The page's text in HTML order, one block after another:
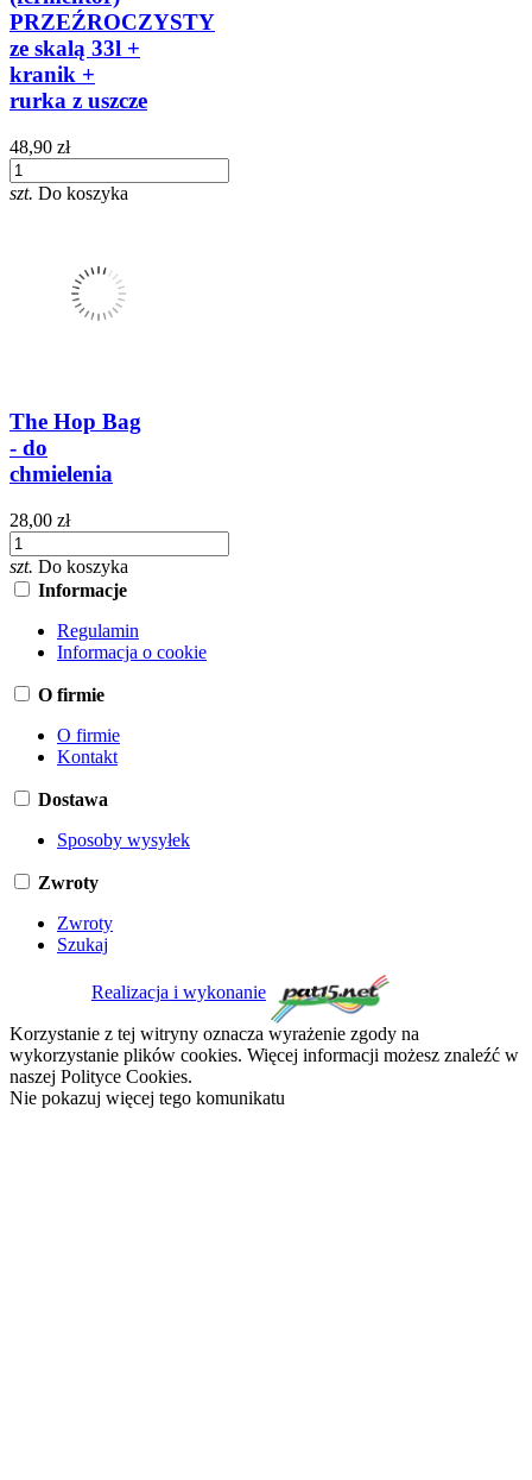
PRZEŹROCZYSTY
ze skalą 33l +
kranik +
rurka z uszcze
48,90 zł
szt. Do koszyka
The Hop Bag
- do
chmielenia
28,00 zł
szt. Do koszyka
Informacje
Regulamin
Informacja o cookie
O firmie
O firmie
Kontakt
Dostawa
Sposoby wysyłek
Zwroty
Zwroty
Szukaj
Realizacja i wykonanie
Korzystanie z tej witryny oznacza wyrażenie zgody na
wykorzystanie plików cookies. Więcej informacji możesz znaleźć w
naszej Polityce Cookies.
Nie pokazuj więcej tego komunikatu